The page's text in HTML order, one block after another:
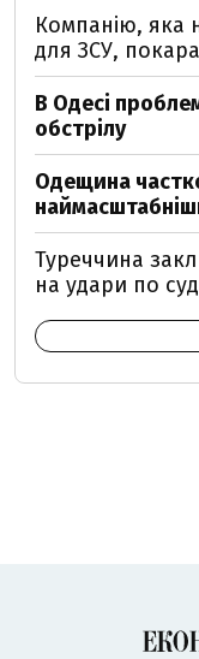
Компанію, яка
для ЗСУ,
В Одесі
обстрілу
Одещина
Туреччина
на удари по